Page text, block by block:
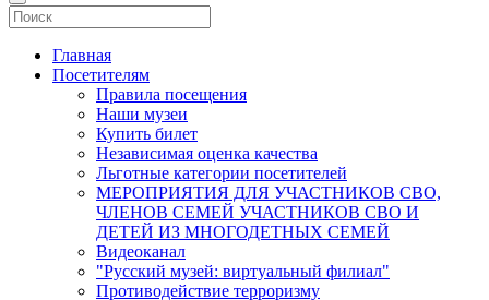
Главная
Посетителям
Правила посещения
Наши музеи
Купить билет
Независимая оценка качества
Льготные категории посетителей
МЕРОПРИЯТИЯ ДЛЯ УЧАСТНИКОВ СВО,
ЧЛЕНОВ СЕМЕЙ УЧАСТНИКОВ СВО И
ДЕТЕЙ ИЗ МНОГОДЕТНЫХ СЕМЕЙ
Видеоканал
"Русский музей: виртуальный филиал"
Противодействие терроризму